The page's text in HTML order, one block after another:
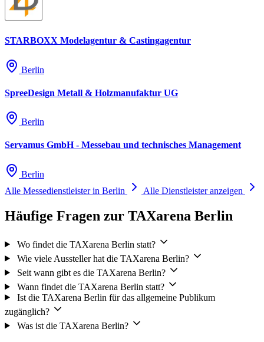
STARBOXX Modelagentur & Castingagentur
Berlin
SpreeDesign Metall & Holzmanufaktur UG
Berlin
Servamus GmbH - Messebau und technisches Management
Berlin
Alle Messedienstleister in Berlin
Alle Dienstleister anzeigen
Häufige Fragen zur TAXarena Berlin
Wo findet die TAXarena Berlin statt?
Wie viele Aussteller hat die TAXarena Berlin?
Seit wann gibt es die TAXarena Berlin?
Wann findet die TAXarena Berlin statt?
Ist die TAXarena Berlin für das allgemeine Publikum
zugänglich?
Was ist die TAXarena Berlin?